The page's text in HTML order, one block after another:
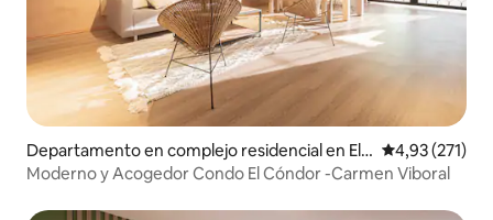
Departamento en complejo residencial en El
Carmen de Viboral
Calificación
4,93 (271)
Moderno y Acogedor Condo El Cóndor -Carmen Viboral